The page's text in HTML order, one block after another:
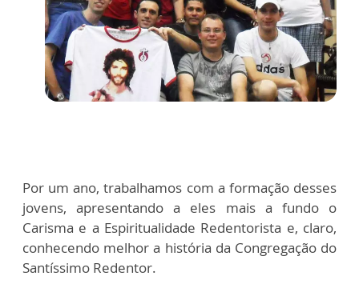
Por um ano, trabalhamos com a formação desses
jovens, apresentando a eles mais a fundo o
Carisma e a Espiritualidade Redentorista e, claro,
conhecendo melhor a história da Congregação do
Santíssimo Redentor.